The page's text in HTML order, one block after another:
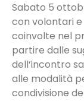
Sabato 5
con volontari
coinvolte nel
partire dalle
dell’incontro
alle modalità
condivisione